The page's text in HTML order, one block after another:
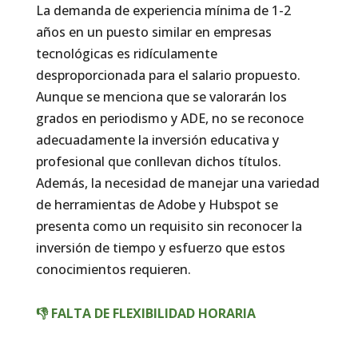
La demanda de experiencia mínima de 1-2
años en un puesto similar en empresas
tecnológicas es ridículamente
desproporcionada para el salario propuesto.
Aunque se menciona que se valorarán los
grados en periodismo y ADE, no se reconoce
adecuadamente la inversión educativa y
profesional que conllevan dichos títulos.
Además, la necesidad de manejar una variedad
de herramientas de Adobe y Hubspot se
presenta como un requisito sin reconocer la
inversión de tiempo y esfuerzo que estos
conocimientos requieren.
👎 FALTA DE FLEXIBILIDAD HORARIA